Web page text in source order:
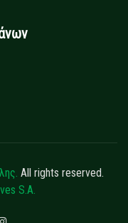
All rights reserved.
S.A.